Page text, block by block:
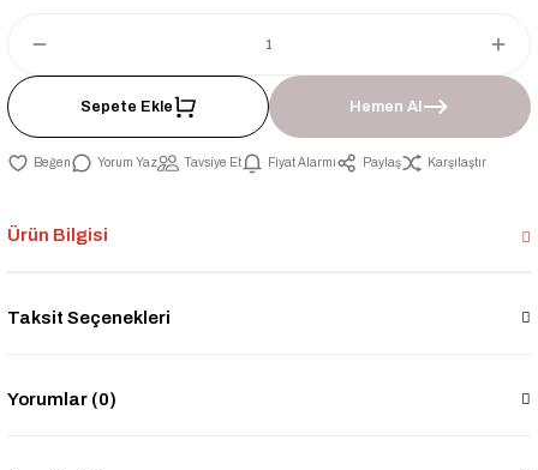
Sepete Ekle Hemen Al
Yorum Yaz Tavsiye Et Fiyat Alarmı Paylaş Karşılaştır
Ürün Bilgisi
Taksit Seçenekleri
Yorumlar (0)